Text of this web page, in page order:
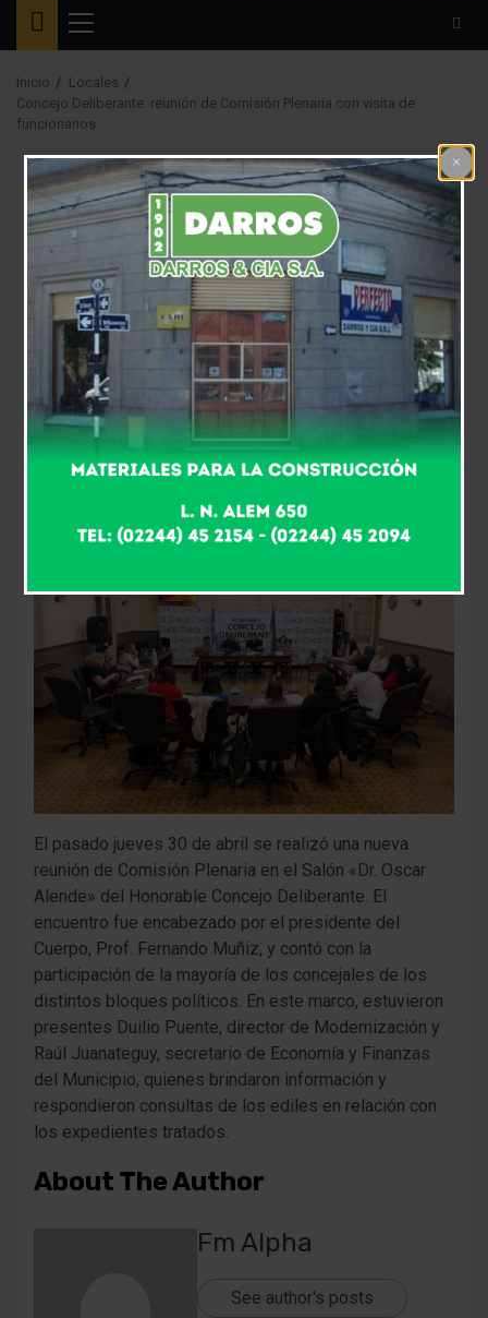
Menú
principal
Inicio
Locales
Concejo Deliberante: reunión de Comisión Plenaria con visita de
funcionarios
Locales Política Local
Concejo Deliberante:
reunión de Comisión
Plenaria con visita de
funcionarios
3 meses atrás Fm Alpha
El pasado jueves 30 de abril se realizó una nueva
reunión de Comisión Plenaria en el Salón «Dr. Oscar
Alende» del Honorable Concejo Deliberante. El
encuentro fue encabezado por el presidente del
Cuerpo, Prof. Fernando Muñiz, y contó con la
participación de la mayoría de los concejales de los
distintos bloques políticos. En este marco, estuvieron
presentes Duilio Puente, director de Modernización y
Raúl Juanateguy, secretario de Economía y Finanzas
del Municipio, quienes brindaron información y
respondieron consultas de los ediles en relación con
los expedientes tratados.
About The Author
Fm Alpha
See author's posts